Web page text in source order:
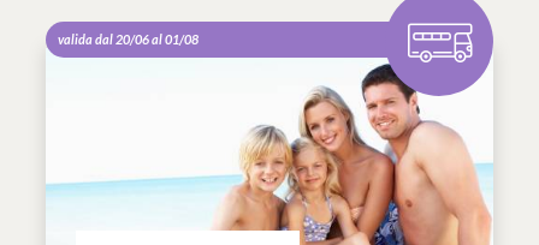
valida dal 20/06 al 01/08